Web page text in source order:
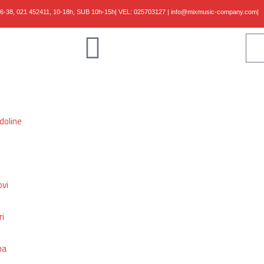
38,021 452411, 10-18h, SUB 10h-15h| VEL:025703127 |info@mixmusic-company.com|